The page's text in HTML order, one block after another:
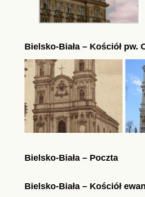
Bielsko-Biała – Kościół pw.
Bielsko-Biała – Poczta
Bielsko-Biała – Kościół